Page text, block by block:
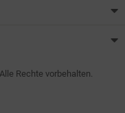
Rechte vorbehalten.